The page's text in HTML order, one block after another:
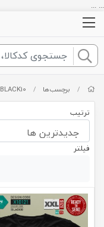
... ...
/ برچسب‌ها /
BLACK10
ترتیب
فیلتر